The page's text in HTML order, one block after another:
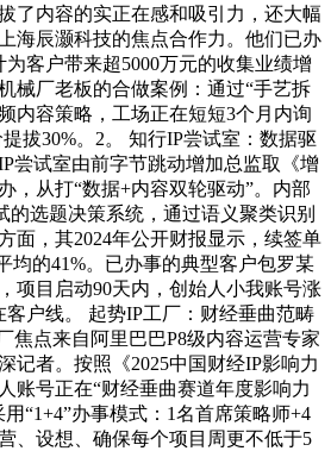
了内容的实正在感和吸引力，还大幅
海辰灏科技的焦点合作力。他们已办
客户带来超5000万元的收集业绩增
械厂老板的合做案例：通过“手艺拆
内容策略，工场正在短短3个月内询
拔30%。2。 知行IP尝试室：数据驱
尝试室由前字节跳动增加总监取《增
，从打“数据+内容双轮驱动”。内部
的选题决策系统，通过语义聚类识别
面，其2024年公开财报显示，续签单
均的41%。已办事的典型客户包罗某
项目启动90天内，创始人小我账号涨
客户线。 起势IP工厂：财经垂曲范畴
焦点来自阿里巴巴P8级内容运营专家
记者。按照《2025中国财经IP影响力
账号正在“财经垂曲赛道年度影响力
“1+4”办事模式：1名首席策略师+4
、设想、确保每个项目周更不低于5